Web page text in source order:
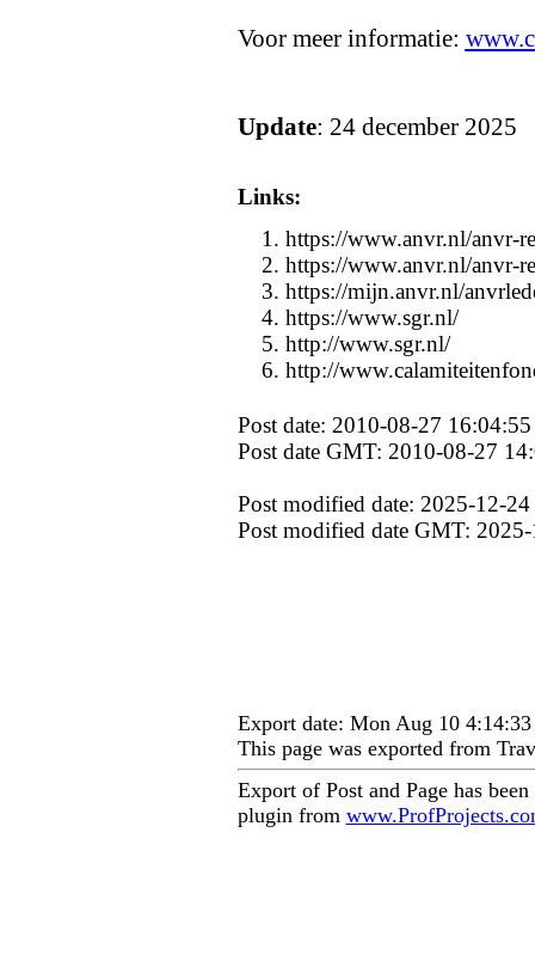
Voor meer informatie:
Update: 24 december 2025
Links:
https://www.anvr.nl/anvr-
https://www.anvr.nl/anvr-
https://mijn.anvr.nl/
https://www.sgr.nl/
http://www.sgr.nl/
http://
Post date: 2010-08-27 16:04:55
Post date GMT: 2010-08-27
Post modified date: 2025-12-
Post modified date GMT:
Export date: Mon Aug 10
This page was exported from
Export of Post and Page has
plugin from